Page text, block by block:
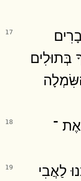
17
18
־
19
לַאֲבִי